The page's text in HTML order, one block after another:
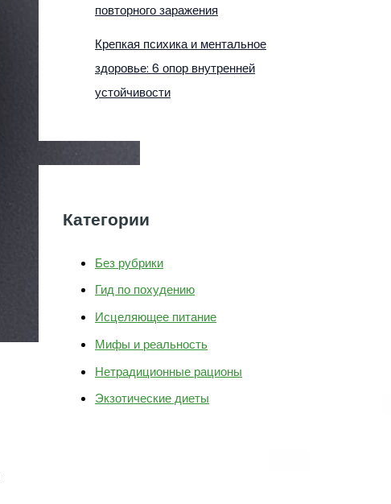
повторного заражения
Крепкая психика и ментальное
здоровье: 6 опор внутренней
устойчивости
Категории
Без рубрики
Гид по похудению
Исцеляющее питание
Мифы и реальность
Нетрадиционные рационы
Экзотические диеты